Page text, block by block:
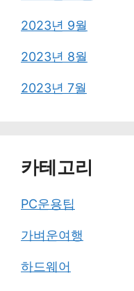
2023년 9월
2023년 8월
2023년 7월
카테고리
PC운용팁
가벼운여행
하드웨어